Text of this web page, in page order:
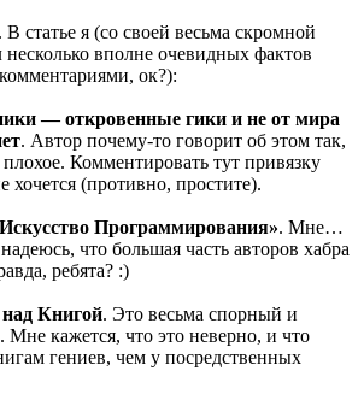
В статье я (со своей весьма скромной
несколько вполне очевидных фактов
ок?):
— откровенные гики и не от мира
. Автор почему-то говорит об этом так,
плохое. Комментировать тут привязку
хочется (противно, простите).
Программирования». Мне…
что большая часть авторов хабра
ребята? :)
Книгой. Это весьма спорный и
Мне кажется, что это неверно, и что
гениев, чем у посредственных